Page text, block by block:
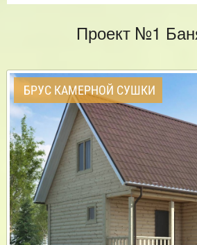
Проект №1
БРУС КАМЕРНОЙ СУШКИ